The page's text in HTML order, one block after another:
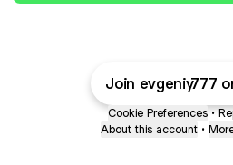
Join evgeniy777
Cookie Preferences •
About this account •